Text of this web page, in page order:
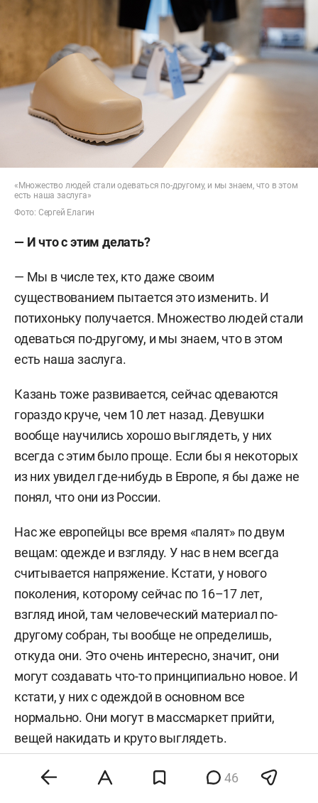
«Множество людей стали одеваться по-другому, и мы знаем, что в этом
есть наша заслуга»
Фото: Сергей Елагин
— И что с этим делать?
— Мы в числе тех, кто даже своим
существованием пытается это изменить. И
потихоньку получается. Множество людей стали
одеваться по-другому, и мы знаем, что в этом
есть наша заслуга.
Казань тоже развивается, сейчас одеваются
гораздо круче, чем 10 лет назад. Девушки
вообще научились хорошо выглядеть, у них
всегда с этим было проще. Если бы я некоторых
из них увидел где-нибудь в Европе, я бы даже не
понял, что они из России.
Нас же европейцы все время «палят» по двум
вещам: одежде и взгляду. У нас в нем всегда
считывается напряжение. Кстати, у нового
поколения, которому сейчас по 16–17 лет,
взгляд иной, там человеческий материал по-
другому собран, ты вообще не определишь,
откуда они. Это очень интересно, значит, они
могут создавать что-то принципиально новое. И
кстати, у них с одеждой в основном все
нормально. Они могут в массмаркет прийти,
вещей накидать и круто выглядеть.
— Сейчас как рынок устроен в Казани, где люди
46